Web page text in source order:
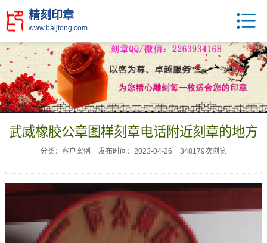
精刻印章
www.baijtong.com
武威橡胶公章图样刻章电话附近刻章的地方
分类：客户案例 发布时间：2023-04-26 348179次浏览